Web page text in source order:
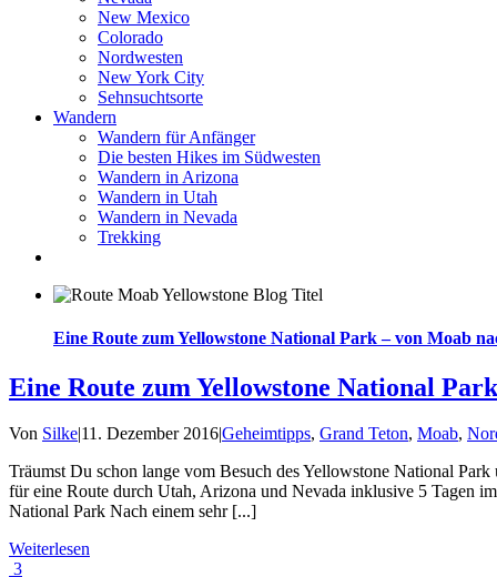
New Mexico
Colorado
Nordwesten
New York City
Sehnsuchtsorte
Wandern
Wandern für Anfänger
Die besten Hikes im Südwesten
Wandern in Arizona
Wandern in Utah
Wandern in Nevada
Trekking
Eine Route zum Yellowstone National Park – von Moab
Eine Route zum Yellowstone National
Von Silke|11. Dezember 2016|Geheimtipps, Grand Teton, Moab,
Träumst Du schon lange vom Besuch des Yellowstone National
für eine Route durch Utah, Arizona und Nevada inklusive 5 Tagen
National Park Nach einem sehr [...]
Weiterlesen
3